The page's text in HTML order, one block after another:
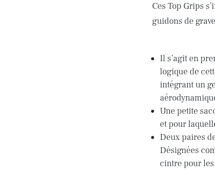
Ces Top Grips
guidons de
Il s’agit en
logique de
intégrant un
Une petite
et pour
Deux paires
Désignées
cintre pour les